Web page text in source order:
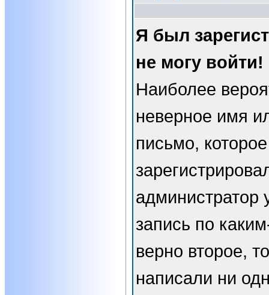
Я был
не могу войти!
Наиболее
неверное имя
письмо,
администратор
запись по
верно второе,
написали ни